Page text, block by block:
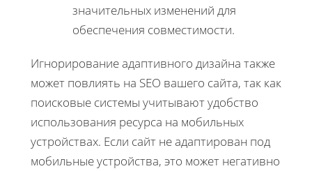
значительных изменений для
обеспечения совместимости.
Игнорирование адаптивного дизайна также
может повлиять на SEO вашего сайта, так как
поисковые системы учитывают удобство
использования ресурса на мобильных
устройствах. Если сайт не адаптирован под
мобильные устройства, это может негативно